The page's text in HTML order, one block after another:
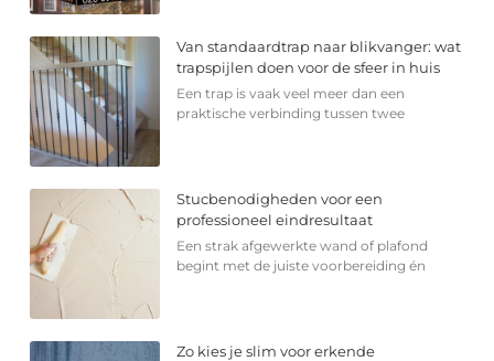
Van standaardtrap naar blikvanger: wat
trapspijlen doen voor de sfeer in huis
Een trap is vaak veel meer dan een
praktische verbinding tussen twee
Stucbenodigheden voor een
professioneel eindresultaat
Een strak afgewerkte wand of plafond
begint met de juiste voorbereiding én
Zo kies je slim voor erkende